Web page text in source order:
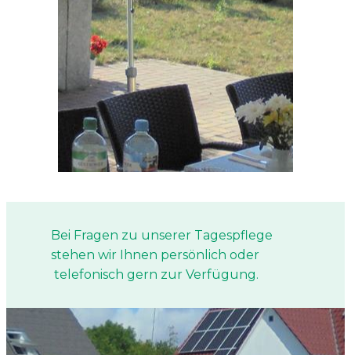
Bei Fragen zu unserer Tagespflege
stehen wir Ihnen persönlich oder
telefonisch gern zur Verfügung.